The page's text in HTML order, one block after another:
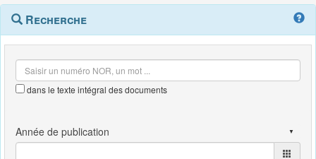
Navigation
outils
Menu
contextuel
Recherche
dans le texte intégral des documents